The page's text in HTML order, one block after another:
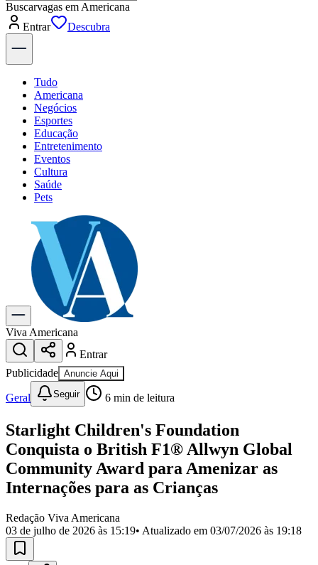
Buscarempresas em A
Entrar
Descubra
Tudo
Americana
Negócios
Esportes
Educação
Entretenimento
Eventos
Cultura
Saúde
Pets
Explore Tudo
Últimas Notícias
Previsão do Tempo
Dia a Dia & Lazer
Gastronomia
Cinema & Shows
Para Sua Empresa
Anuncie no Portal
Cadastrar Empresa
Divulgar VagasNovo
Publicidade Legal
Eleições
Segurança
Saúde
Cultura
Meio Ambiente
Obras
Bairros de Americana
Centro
Namorados
Viva Americana
Entrar
Publicidade Anuncie Aqui
Geral Seguir 6 min de leitura
Starlight Children's Foundation
Conquista o British F1® Allwyn Global
Community Award para Amenizar as
Internações para as Crianças
Redação Viva Americana
03 de julho de 2026 às 15:19• Atualizado em 03/07/2026 às 19:18